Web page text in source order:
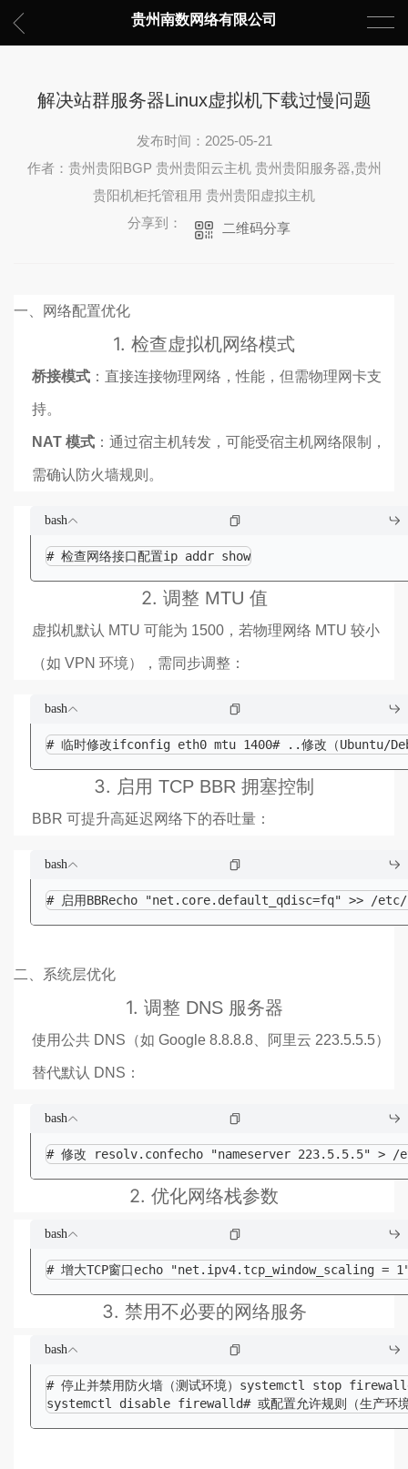
贵州南数网络有限公司
解决站群服务器Linux虚拟机下载过慢问题
发布时间：2025-05-21
作者：贵州贵阳BGP 贵州贵阳云主机 贵州贵阳服务器,贵州
贵阳机柜托管租用 贵州贵阳虚拟主机
分享到：
二维码分享
一、网络配置优化
1. 检查虚拟机网络模式
桥接模式 ：直接连接物理网络，性能，但需物理网卡支
持。
NAT 模式 ：通过宿主机转发，可能受宿主机网络限制，
需确认防火墙规则。
bash
# 检查网络接口配置ip addr show
2. 调整 MTU 值
虚拟机默认 MTU 可能为 1500，若物理网络 MTU 较小
（如 VPN 环境），需同步调整：
bash
# 临时修改ifconfig eth0 mtu 1400# ..修改（
3. 启用 TCP BBR 拥塞控制
BBR 可提升高延迟网络下的吞吐量：
bash
# 启用BBRecho "net.core.default_qdisc=fq" >>
二、系统层优化
1. 调整 DNS 服务器
使用公共 DNS（如 Google 8.8.8.8、阿里云 223.5.5.5）
替代默认 DNS：
bash
# 修改 resolv.confecho "nameserver 223.5.5.5"
2. 优化网络栈参数
bash
# 增大TCP窗口echo "net.ipv4.tcp_window_scaling
3. 禁用不必要的网络服务
bash
# 停止并禁用防火墙（测试环境）systemctl stop
systemctl disable firewalld# 或配置允许规则（生